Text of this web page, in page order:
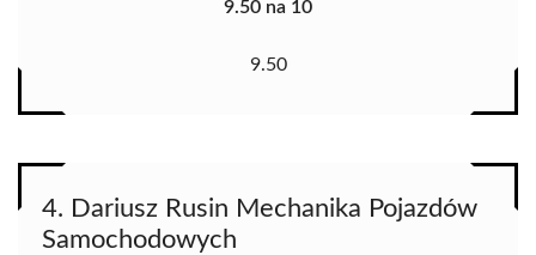
9.50 na 10
9.50
4. Dariusz Rusin Mechanika Pojazdów
Samochodowych